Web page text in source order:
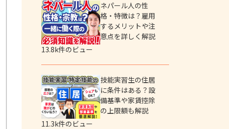
ネパール人の性
格・特徴は？雇用
するメリットや注
意点を詳しく解説
13.8k件のビュー
技能実習生の住居
に条件はある？設
備基準や家賃控除
の上限額も解説
11.3k件のビュー